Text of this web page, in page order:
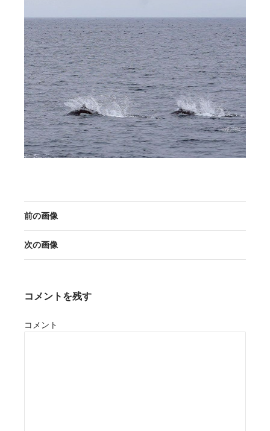
前の画像
次の画像
コメントを残す
コメント